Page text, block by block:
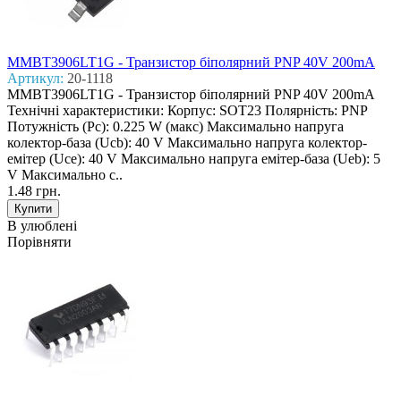
MMBT3906LT1G - Транзистор біполярний PNP 40V 200mA
Артикул: 20-1118
MMBT3906LT1G - Транзистор біполярний PNP 40V 200mA
Технічні характеристики: Корпус: SOT23 Полярність: PNP
Потужність (Pc): 0.225 W (макс) Макcимально напруга
колектор-база (Ucb): 40 V Макcимально напруга колектор-
емітер (Uce): 40 V Макcимально напруга емітер-база (Ueb): 5
V Макcимально с..
1.48 грн.
В улюблені
Порівняти